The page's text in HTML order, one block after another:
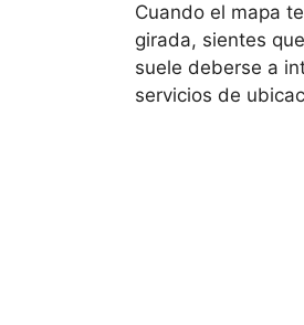
Cuando el mapa
girada, sientes que
suele deberse a
servicios de